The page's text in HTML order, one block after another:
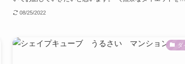
08/25/2022
ダ